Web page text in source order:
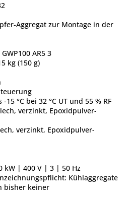
Aggregat zur Montage in der
AR5 3
kg (150 g)
-15 °C bei 32 °C UT und 55 % RF
verzinkt, Epoxidpulver-
verzinkt, Epoxidpulver-
kW | 400 V | 3 | 50 Hz
Kühlaggregate
bisher keiner